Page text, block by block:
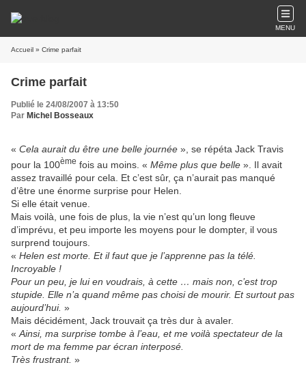
MENU
Accueil » Crime parfait
Crime parfait
Publié le 24/08/2007 à 13:50
Par Michel Bosseaux
« Cela aurait du être une belle journée » , se répéta Jack Travis
pour la 100ème fois au moins. « Même plus que belle ». Il avait
assez travaillé pour cela. Et c’est sûr, ça n’aurait pas manqué
d’être une énorme surprise pour Helen.
Si elle était venue.
Mais voilà, une fois de plus, la vie n’est qu’un long fleuve
d’imprévu, et peu importe les moyens pour le dompter, il vous
surprend toujours.
« Helen est morte. Et il faut que je l’apprenne pas la télé.
Incroyable !
Pour un peu, je lui en voudrais, à cette … mais non, c’est trop
stupide. Elle n’a quand même pas choisi de mourir. Et surtout pas
aujourd’hui. »
Mais décidément, Jack trouvait ça très dur à avaler.
« Ainsi, ma surprise tombe à l’eau, et me voilà spectateur de la
mort de ma femme par écran interposé.
Très frustrant. »